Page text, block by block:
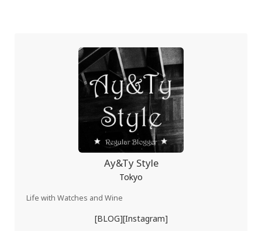
Ay&Ty Style
Tokyo
Life with Watches and Wine
[BLOG][Instagram]